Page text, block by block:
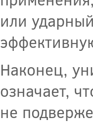
или
Наконец,
означает,
не